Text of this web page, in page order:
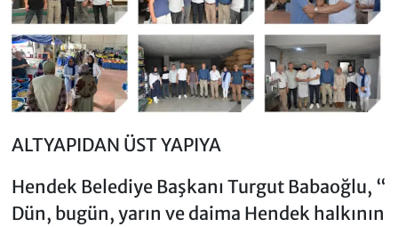
ALTYAPIDAN ÜST YAPIYA
Hendek Belediye Başkanı Turgut Babaoğlu, “
Dün, bugün, yarın ve daima Hendek halkının